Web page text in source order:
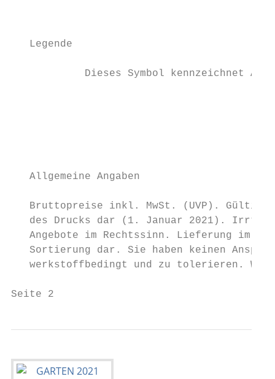
   Legende
Dieses Symbol kennzeichnet
   Allgemeine Angaben
Bruttopreise inkl. MwSt. (UVP). Gültig
des Drucks dar (1. Januar 2021).
Angebote im Rechtssinn. Lieferung im
Sortierung dar. Sie haben keinen
werkstoffbedingt und zu tolerieren.
Seite 2